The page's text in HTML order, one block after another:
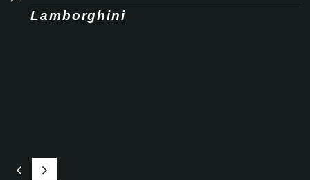
Lamborghini